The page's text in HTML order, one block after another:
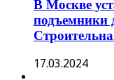
В Москве
подъемники
17.03.2024